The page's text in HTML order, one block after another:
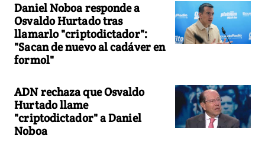
Daniel Noboa responde a
Osvaldo Hurtado tras
llamarlo "criptodictador":
"Sacan de nuevo al cadáver en
formol"
ADN rechaza que Osvaldo
Hurtado llame
"criptodictador" a Daniel
Noboa